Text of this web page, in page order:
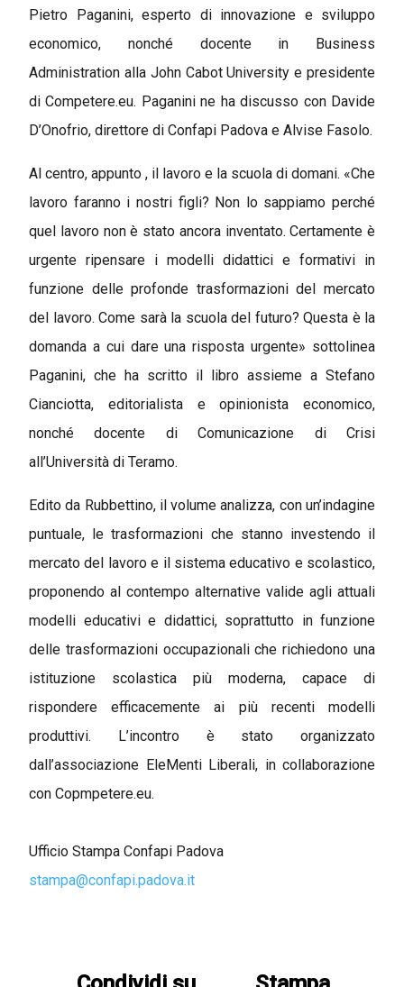
Pietro Paganini, esperto di innovazione e sviluppo
economico, nonché docente in Business
Administration alla John Cabot University e presidente
di Competere.eu. Paganini ne ha discusso con Davide
D’Onofrio, direttore di Confapi Padova e Alvise Fasolo.
Al centro, appunto , il lavoro e la scuola di domani. «Che
lavoro faranno i nostri figli? Non lo sappiamo perché
quel lavoro non è stato ancora inventato. Certamente è
urgente ripensare i modelli didattici e formativi in
funzione delle profonde trasformazioni del mercato
del lavoro. Come sarà la scuola del futuro? Questa è la
domanda a cui dare una risposta urgente» sottolinea
Paganini, che ha scritto il libro assieme a Stefano
Cianciotta, editorialista e opinionista economico,
nonché docente di Comunicazione di Crisi
all’Università di Teramo.
Edito da Rubbettino, il volume analizza, con un’indagine
puntuale, le trasformazioni che stanno investendo il
mercato del lavoro e il sistema educativo e scolastico,
proponendo al contempo alternative valide agli attuali
modelli educativi e didattici, soprattutto in funzione
delle trasformazioni occupazionali che richiedono una
istituzione scolastica più moderna, capace di
rispondere efficacemente ai più recenti modelli
produttivi. L’incontro è stato organizzato
dall’associazione EleMenti Liberali, in collaborazione
con Copmpetere.eu.
Ufficio Stampa Confapi Padova
stampa@confapi.padova.it